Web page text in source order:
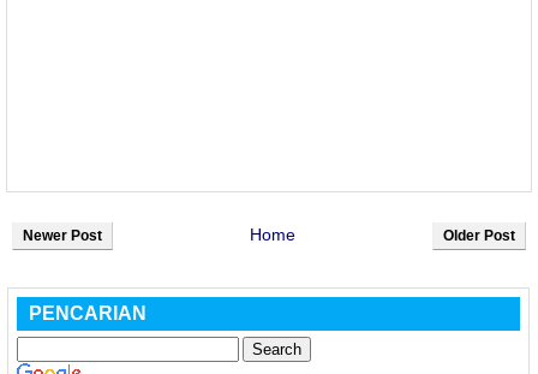
Newer Post Older Post
Home
PENCARIAN